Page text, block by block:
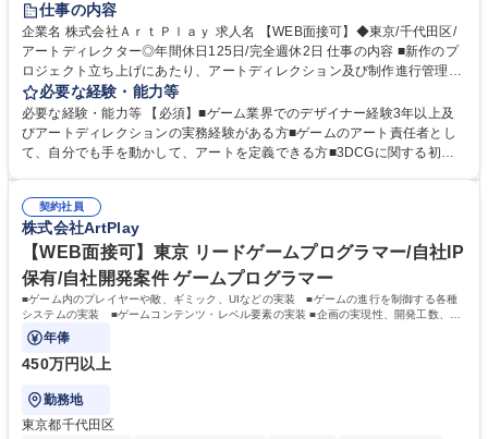
仕事の内容
企業名 株式会社ＡｒｔＰｌａｙ 求人名 【WEB面接可】◆東京/千代田区/
アートディレクター◎年間休日125日/完全週休2日 仕事の内容 ■新作のプ
ロジェクト立ち上げにあたり、アートディレクション及び制作進行管理業
務を担当。※使用ツール/言語:Photoshop、Illustrator、MAYA、Unreal En
gine、(Houdini)。 ・本作に関わる、2D/3D含めた全てのビジュアルのデ
ィレクション/監修。 ・チームメンバーおよび外注への指示出しと進行管
理。 ・コンセプトアートの提案(自身の手で描く、もしくはコンセプトア
量権の大きさが魅力！ 募集職種 【WEB面接可】◆東京/千代田区/アートデ
ィレクター◎年間休日125日/完全週休2日
必要な経験・能力等
必要な経験・能力等 【必須】■ゲーム業界でのデザイナー経験3年以上及
びアートディレクションの実務経験がある方■ゲームのアート責任者とし
て、自分でも手を動かして、アートを定義できる方■3DCGに関する初歩
がある方 【尚可】■外注会社との折衝、クオリティチェック、進捗管理の
経験がある方■周囲を巻き込み、協力しながら業務を推進できる方■技術的
なアドバイスを行える方 学歴・資格 学歴：大学院 大学 高専 短大 専修学
校 高校 語学力： 資格：
契約社員
株式会社ArtPlay
【WEB面接可】東京 リードゲームプログラマー/自社IP
保有/自社開発案件 ゲームプログラマー
■ゲーム内のプレイヤーや敵、ギミック、UIなどの実装 ■ゲームの進行を制御する各種
システムの実装 ■ゲームコンテンツ・レベル要素の実装 ■企画の実現性、開発工数、企
画への改善案提案
年俸
450万円以上
勤務地
東京都千代田区